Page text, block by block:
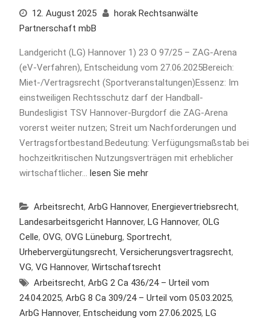
12. August 2025
horak Rechtsanwälte
Partnerschaft mbB
Landgericht (LG) Hannover 1) 23 O 97/25 – ZAG-Arena
(eV-Verfahren), Entscheidung vom 27.06.2025Bereich:
Miet-/Vertragsrecht (Sportveranstaltungen)Essenz: Im
einstweiligen Rechtsschutz darf der Handball-
Bundesligist TSV Hannover-Burgdorf die ZAG-Arena
vorerst weiter nutzen; Streit um Nachforderungen und
Vertragsfortbestand.Bedeutung: Verfügungsmaßstab bei
hochzeitkritischen Nutzungsverträgen mit erheblicher
wirtschaftlicher… lesen Sie mehr
Arbeitsrecht, ArbG Hannover, Energievertriebsrecht,
Landesarbeitsgericht Hannover, LG Hannover, OLG
Celle, OVG, OVG Lüneburg, Sportrecht,
Urhebervergütungsrecht, Versicherungsvertragsrecht,
VG, VG Hannover, Wirtschaftsrecht
Arbeitsrecht, ArbG 2 Ca 436/24 – Urteil vom
24.04.2025, ArbG 8 Ca 309/24 – Urteil vom 05.03.2025,
ArbG Hannover, Entscheidung vom 27.06.2025, LG